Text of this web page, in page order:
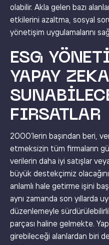
olabilir. Akla gelen bazı
etkilerini azaltma, sosyal
yönetişim uygulamalarını
ESG
YAPAY
FIRSATLAR
2000’lerin başından beri,
etmeksizin tüm firmaların
verilerin daha iyi satışlar
büyük destekçimiz
anlamlı hale getirme işini
aynı zamanda son yıllarda
düzenlemeyle
parçası haline gelmekte.
girebileceği alanlardan biri